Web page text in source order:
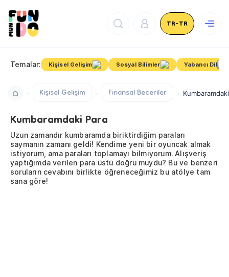
TR-TR
Temalar: Kişisel Gelişim Sosyal Bilimler Yabancı Dil
Kişisel Gelişim Finansal Beceriler
Kumbaramdaki Para
Uzun zamandır kumbaramda biriktirdiğim paraları
saymanın zamanı geldi! Kendime yeni bir oyuncak almak
istiyorum, ama paraları toplamayı bilmiyorum. Alışveriş
yaptığımda verilen para üstü doğru muydu? Bu ve benzeri
soruların cevabını birlikte öğreneceğimiz bu atölye tam
sana göre!